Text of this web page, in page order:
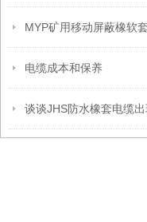
MYP矿用移动屏蔽橡软
电缆成本和保养